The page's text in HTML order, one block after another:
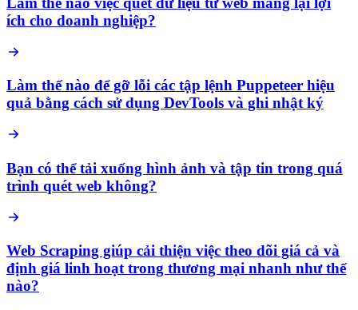
ích cho doanh nghiệp?
Làm thế nào để gỡ lỗi các tập lệnh Puppeteer hiệu
quả bằng cách sử dụng DevTools và ghi nhật ký
Bạn có thể tải xuống hình ảnh và tập tin trong quá
trình quét web không?
Web Scraping giúp cải thiện việc theo dõi giá cả và
định giá linh hoạt trong thương mại nhanh như thế
nào?